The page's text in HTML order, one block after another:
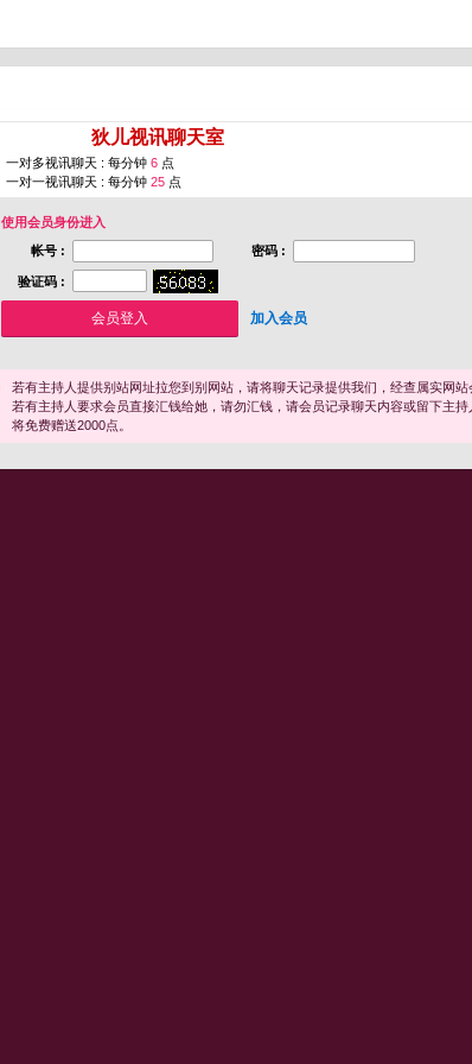
狄儿视讯聊天室
一对多视讯聊天 : 每分钟 6 点
一对一视讯聊天 : 每分钟 25 点
使用会员身份进入
帐号 :
密码 :
验证码 :
加入会员
若有主持人提供别站网址拉您到别网站，请将聊天记录提供我们，经查属实网站
若有主持人要求会员直接汇钱给她，请勿汇钱，请会员记录聊天内容或留下主
将免费赠送2000点。